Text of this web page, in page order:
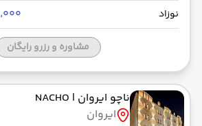
نوزاد
مشاوره و رزرو رایگان
ناچو ایروان | NACHO
ایروان